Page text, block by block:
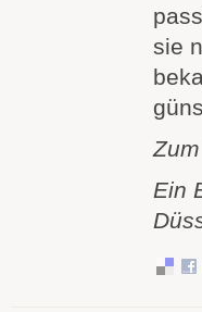
sie
Ein